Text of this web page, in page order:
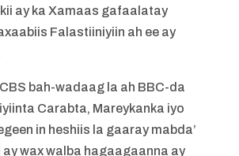
ay ka Xamaas gafaalatay
Falastiiniyiin ah ee ay
bah-wadaag la ah BBC-da
Carabta, Mareykanka iyo
in heshiis la gaaray mabda’
wax walba hagaagaanna ay